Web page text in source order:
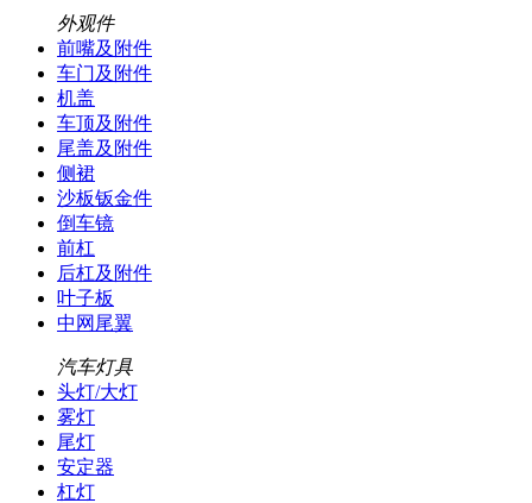
外观件
前嘴及附件
车门及附件
机盖
车顶及附件
尾盖及附件
侧裙
沙板钣金件
倒车镜
前杠
后杠及附件
叶子板
中网尾翼
汽车灯具
头灯/大灯
雾灯
尾灯
安定器
杠灯